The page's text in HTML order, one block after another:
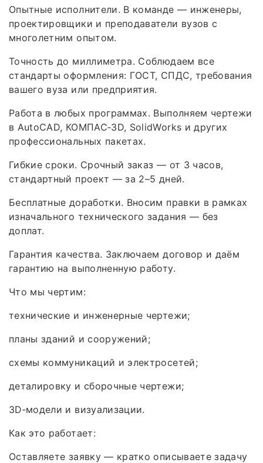
Опытные исполнители. В команде — инженеры,
проектировщики и преподаватели вузов с
многолетним опытом.
Точность до миллиметра. Соблюдаем все
стандарты оформления: ГОСТ, СПДС, требования
вашего вуза или предприятия.
Работа в любых программах. Выполняем чертежи
в AutoCAD, КОМПАС‑3D, SolidWorks и других
профессиональных пакетах.
Гибкие сроки. Срочный заказ — от 3 часов,
стандартный проект — за 2–5 дней.
Бесплатные доработки. Вносим правки в рамках
изначального технического задания — без
доплат.
Гарантия качества. Заключаем договор и даём
гарантию на выполненную работу.
Что мы чертим:
технические и инженерные чертежи;
планы зданий и сооружений;
схемы коммуникаций и электросетей;
деталировку и сборочные чертежи;
3D‑модели и визуализации.
Как это работает:
Оставляете заявку — кратко описываете задачу